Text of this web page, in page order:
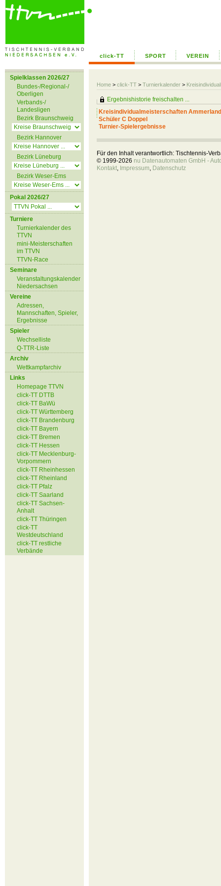
click-TT SPORT VEREIN
Home > click-TT > Turnierkalender >
Spielklassen 2026/27
Bundes-/Regional-/
Oberligen
Verbands-/
Landesligen
Bezirk Braunschweig
Bezirk Hannover
Bezirk Lüneburg
Bezirk Weser-Ems
Pokal 2026/27
Turniere
Turnierkalender des
TTVN
mini-Meisterschaften
im TTVN
TTVN-Race
Seminare
Veranstaltungskalender
Niedersachsen
Vereine
Adressen,
Mannschaften, Spieler,
Ergebnisse
Spieler
Wechselliste
Q-TTR-Liste
Archiv
Wettkampfarchiv
Links
Homepage TTVN
click-TT DTTB
click-TT BaWü
click-TT Württemberg
click-TT Brandenburg
click-TT Bayern
click-TT Bremen
click-TT Hessen
click-TT Mecklenburg-
Vorpommern
click-TT Rheinhessen
click-TT Rheinland
click-TT Pfalz
click-TT Saarland
click-TT Sachsen-
Anhalt
click-TT Thüringen
click-TT
Westdeutschland
click-TT restliche
Verbände
Ergebnishistorie freischalten ...
Kreisindividualmeisterschaften
Schüler C Doppel
Turnier-Spielergebnisse
Für den Inhalt verantwortlich: Tischtennis-
© 1999-2026 nu Datenautomaten GmbH -
Kontakt, Impressum, Datenschutz